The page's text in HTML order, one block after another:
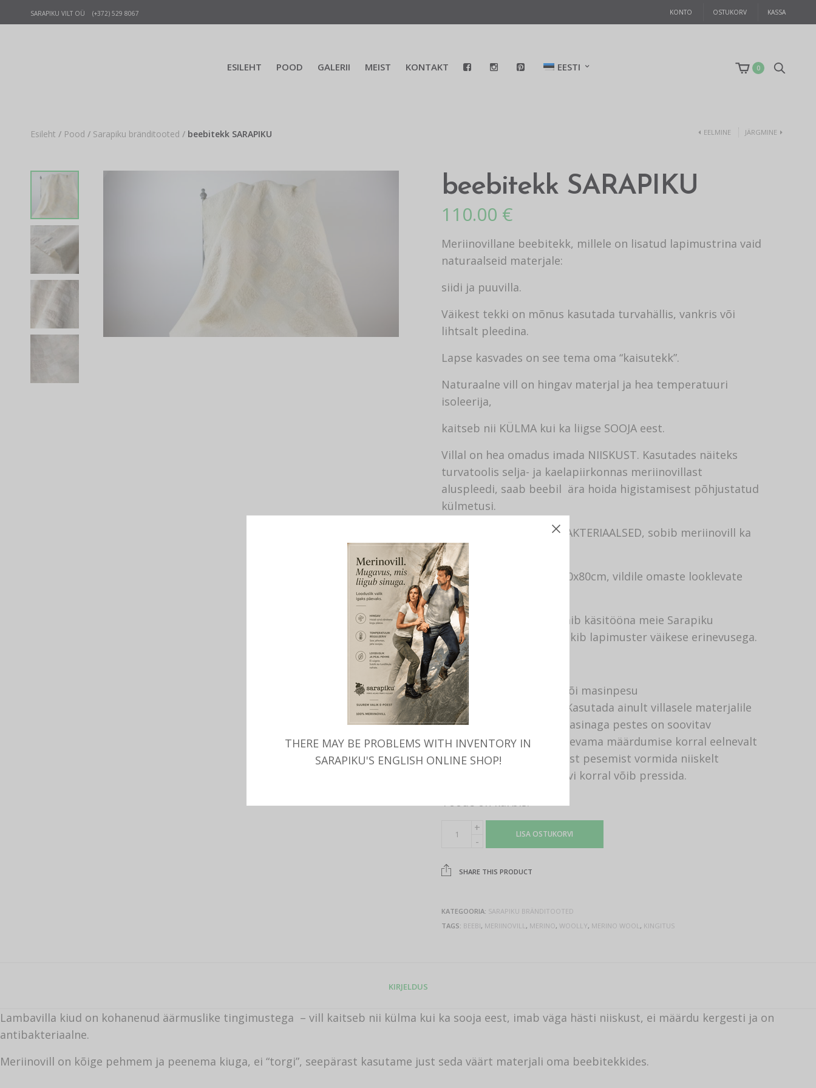
THERE MAY BE PROBLEMS WITH INVENTORY IN
SARAPIKU'S ENGLISH ONLINE SHOP!
SARAPIKU VILT OÜ (+372) 529 8067 KONTO OSTUKORV KASSA
ESILEHT POOD GALERII MEIST KONTAKT EESTI 0
Esileht / Pood / Sarapiku bränditooted / beebitekk SARAPIKU EELMINE JÄRGMINE
beebitekk SARAPIKU
110.00 €
Meriinovillane beebitekk, millele on lisatud lapimustrina vaid
naturaalseid materjale:
siidi ja puuvilla.
Väikest tekki on mõnus kasutada turvahällis, vankris või
lihtsalt pleedina.
Lapse kasvades on see tema oma “kaisutekk”.
Naturaalne vill on hingav materjal ja hea temperatuuri
isoleerija,
kaitseb nii KÜLMA kui ka liigse SOOJA eest.
Villal on hea omadus imada NIISKUST. Kasutades näiteks
turvatoolis selja- ja kaelapiirkonnas meriinovillast
aluspleedi, saab beebil ära hoida higistamisest põhjustatud
külmetusi.
Kuna villakiud on ANTIBAKTERIAALSED, sobib meriinovill ka
allergikutele.
Teki suurus on umbes 80x80cm, vildile omaste looklevate
servadega.
Iga väike beebitekk valmib käsitööna meie Sarapiku
vildikojas, igale tekile tekib lapimuster väikese erinevusega.
HOOLDUS: käsitsipesu või masinpesu
villapesuprogrammiga. Kasutada ainult villasele materjalile
sobivat pesuvahendit. Masinaga pestes on soovitav
kasutada pesukotti. Tugevama määrdumise korral eelnevalt
leotada leiges vees. Pärast pesemist vormida niiskelt
(siludes tasapinnal). Soovi korral võib pressida.
Toode on karbis.
LISA OSTUKORVI
SHARE THIS PRODUCT
KATEGOORIA: SARAPIKU BRÄNDITOOTED
TAGS: BEEBI, MERIINOVILL, MERINO, WOOLLY, MERINO WOOL, KINGITUS
KIRJELDUS
Lambavilla kiud on kohanenud äärmuslike tingimustega – vill kaitseb nii külma kui ka sooja eest, imab väga hästi niiskust, ei määrdu kergesti ja on
antibakteriaalne.
Meriinovill on kõige pehmem ja peenema kiuga, ei “torgi”, seepärast kasutame just seda väärt materjali oma beebitekkides.